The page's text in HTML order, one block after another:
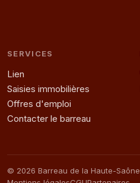
SERVICES
Lien
Saisies immobilières
Offres d'emploi
Contacter le barreau
© 2026 Barreau de la Haute-Saône